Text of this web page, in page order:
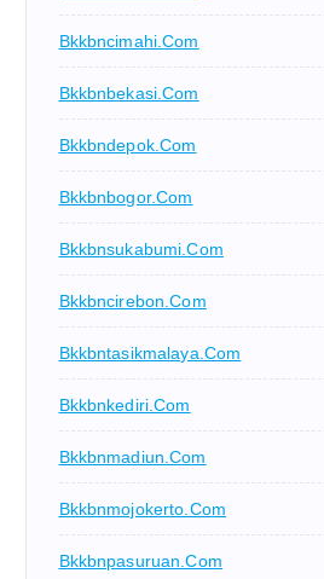
Bkkbncimahi.com
Bkkbnbekasi.com
Bkkbndepok.com
Bkkbnbogor.com
Bkkbnsukabumi.com
Bkkbncirebon.com
Bkkbntasikmalaya.com
Bkkbnkediri.com
Bkkbnmadiun.com
Bkkbnmojokerto.com
Bkkbnpasuruan.com